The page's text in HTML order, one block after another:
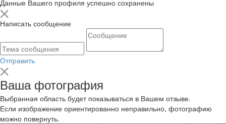
Данные Вашего профиля успешно сохранены
Написать сообщение
Отправить
Ваша фотография
Выбранная область будет показываться в Вашем отзыве.
Если изображение ориентированно неправильно, фотографию
можно повернуть.